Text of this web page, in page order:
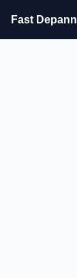
Fast Depann